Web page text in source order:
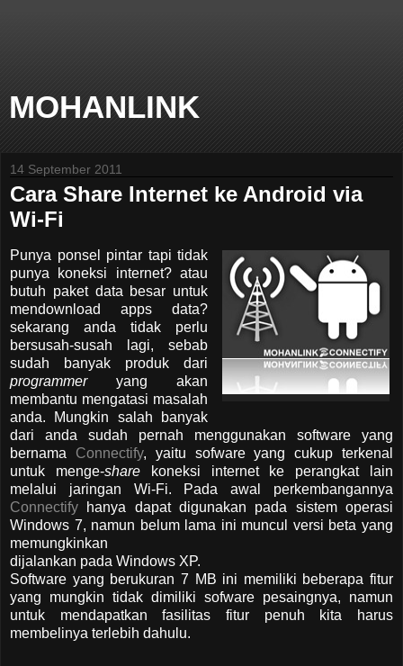
MOHANLINK
14 September 2011
Cara Share Internet ke Android via
Wi-Fi
Punya ponsel pintar tapi tidak
punya koneksi internet? atau
butuh paket data besar untuk
mendownload apps data?
sekarang anda tidak perlu
bersusah-susah lagi, sebab
sudah banyak produk dari
programmeryang akan
membantu mengatasi masalah
anda. Mungkin salah banyak
dari anda sudah pernah menggunakan software yang
bernama Connectify, yaitu sofware yang cukup terkenal
untuk menge-share
koneksi internet ke perangkat lain
melalui jaringan Wi-Fi. Pada awal perkembangannya
Connectify hanya dapat digunakan pada sistem operasi
Windows 7, namun belum lama ini muncul versi beta yang
memungkinkan
dijalankan pada Windows XP.
Software yang berukuran 7 MB ini memiliki beberapa fitur
yang mungkin tidak dimiliki sofware pesaingnya, namun
untuk mendapatkan fasilitas fitur penuh kita harus
membelinya terlebih dahulu.